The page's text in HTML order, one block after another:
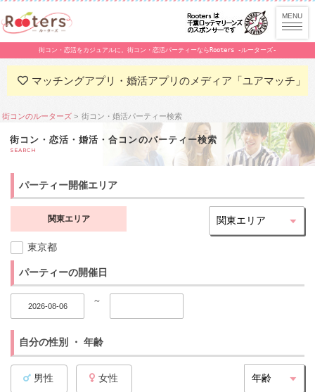
街コン・恋活をカジュアルに。街コン・恋活パーティーならRooters -ルーターズ-
マッチングアプリ・婚活アプリのメディア「ユアマッチ」
街コンのルーターズ 街コン・婚活パーティー検索
街コン・恋活・婚活・合コンのパーティー検索
SEARCH
パーティー開催エリア
関東エリア
東京都
パーティーの開催日
～
自分の性別 ・ 年齢
男性 女性